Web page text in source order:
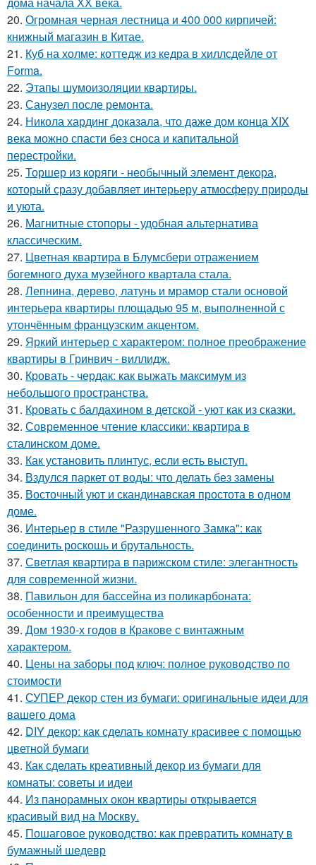
20. Огромная черная лестница и 400 000 кирпичей:
книжный магазин в Китае.
21. Куб на холме: коттедж из кедра в хиллсдейле от
Forma.
22. Этапы шумоизоляции квартиры.
23. Санузел после ремонта.
24. Никола хардинг доказала, что даже дом конца XIX
века можно спасти без сноса и капитальной
перестройки.
25. Торшер из коряги - необычный элемент декора,
который сразу добавляет интерьеру атмосферу природы
и уюта.
26. Магнитные стопоры - удобная альтернатива
классическим.
27. Цветная квартира в Блумсбери отражением
богемного духа музейного квартала стала.
28. Лепнина, дерево, латунь и мрамор стали основой
интерьера квартиры площадью 95 м, выполненной с
утончённым французским акцентом.
29. Яркий интерьер с характером: полное преображение
квартиры в Гринвич - виллидж.
30. Кровать - чердак: как выжать максимум из
небольшого пространства.
31. Кровать с балдахином в детской - уют как из сказки.
32. Современное чтение классики: квартира в
сталинском доме.
33. Как установить плинтус, если есть выступ.
34. Вздулся паркет от воды: что делать без замены
35. Восточный уют и скандинавская простота в одном
доме.
36. Интерьер в стиле "Разрушенного Замка": как
соединить роскошь и брутальность.
37. Светлая квартира в парижском стиле: элегантность
для современной жизни.
38. Павильон для бассейна из поликарбоната:
особенности и преимущества
39. Дом 1930-х годов в Кракове с винтажным
характером.
40. Цены на заборы под ключ: полное руководство по
стоимости
41. СУПЕР декор стен из бумаги: оригинальные идеи для
вашего дома
42. DIY декор: как сделать комнату красивее с помощью
цветной бумаги
43. Как сделать креативный декор из бумаги для
комнаты: советы и идеи
44. Из панорамных окон квартиры открывается
красивый вид на Москву.
45. Пошаговое руководство: как превратить комнату в
бумажный шедевр